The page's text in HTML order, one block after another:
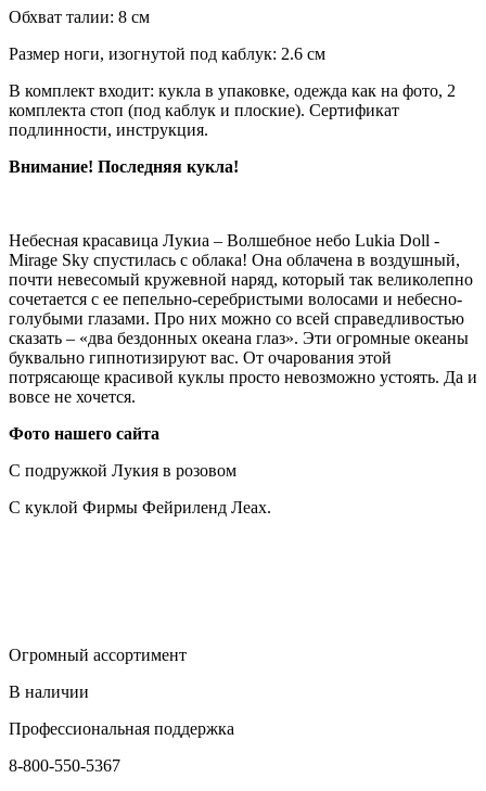
Обхват талии: 8 см
Размер ноги, изогнутой под каблук: 2.6 см
В комплект входит: кукла в упаковке, одежда как на фото, 2
комплекта стоп (под каблук и плоские). Сертификат
подлинности, инструкция.
Внимание! Последняя кукла!
Небесная красавица Лукиа – Волшебное небо Lukia Doll -
Mirage Sky спустилась с облака! Она облачена в воздушный,
почти невесомый кружевной наряд, который так великолепно
сочетается с ее пепельно-серебристыми волосами и небесно-
голубыми глазами. Про них можно со всей справедливостью
сказать – «два бездонных океана глаз». Эти огромные океаны
буквально гипнотизируют вас. От очарования этой
потрясающе красивой куклы просто невозможно устоять. Да и
вовсе не хочется.
Фото нашего сайта
С подружкой Лукия в розовом
С куклой Фирмы Фейриленд Леах.
Огромный ассортимент
В наличии
Профессиональная поддержка
8-800-550-5367